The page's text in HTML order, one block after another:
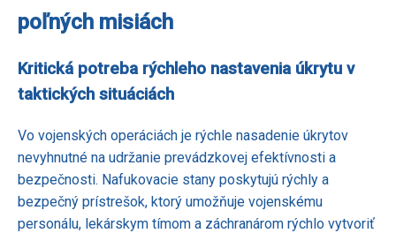
poľných misiách
Kritická potreba rýchleho nastavenia úkrytu v
taktických situáciách
Vo vojenských operáciách je rýchle nasadenie úkrytov
nevyhnutné na udržanie prevádzkovej efektívnosti a
bezpečnosti. Nafukovacie stany poskytujú rýchly a
bezpečný prístrešok, ktorý umožňuje vojenskému
personálu, lekárskym tímom a záchranárom rýchlo vytvoriť